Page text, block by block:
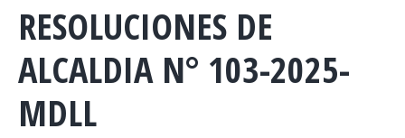
RESOLUCIONES DE
ALCALDIA N° 103-2025-
MDLL